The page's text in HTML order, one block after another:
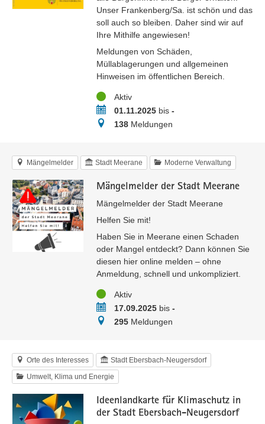
Unser Frankenberg/Sa. ist schön und das
soll auch so bleiben. Daher sind wir auf
Ihre Mithilfe angewiesen!
Meldungen von Schäden,
Müllablagerungen und allgemeinen
Hinweisen im öffentlichen Bereich.
StatusAktiv
Zeitraum01.11.2025bis -
Meldungen
138Meldungen
Mängelmelder Stadt Meerane Moderne Verwaltung
Mängelmelder der Stadt Meerane
Mängelmelder der Stadt Meerane
Helfen Sie mit!
Haben Sie in Meerane einen Schaden
oder Mangel entdeckt? Dann können Sie
diesen hier online melden – ohne
Anmeldung, schnell und unkompliziert.
StatusAktiv
Zeitraum17.09.2025bis -
Meldungen
295Meldungen
Orte des Interesses Stadt Ebersbach-Neugersdorf
Umwelt, Klima und Energie
Ideenlandkarte für Klimaschutz in
der Stadt Ebersbach-Neugersdorf